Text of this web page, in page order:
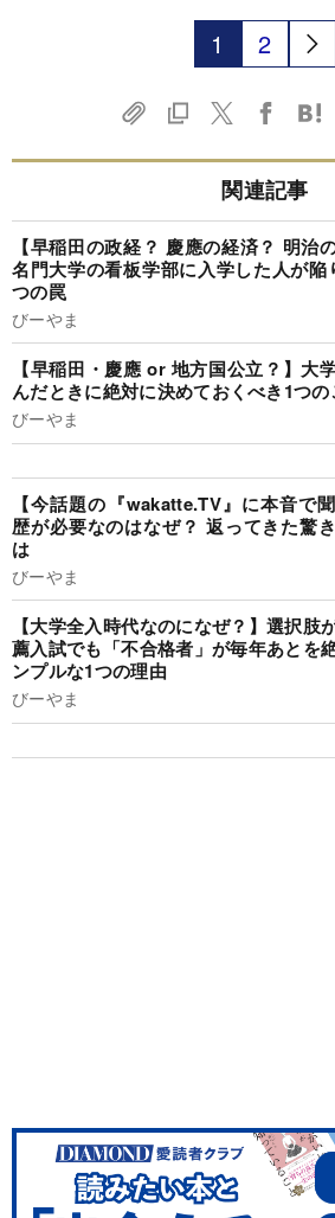
1 2
関連記事
【早稲田の政経？ 慶應の経済？ 明治
名門大学の看板学部に入学した人が陥
つの罠
びーやま
【早稲田・慶應 or 地方国公立？】大
んだときに絶対に決めておくべき1つの
びーやま
【今話題の『wakatte.TV』に本音で
歴が必要なのはなぜ？ 返ってきた驚
は
びーやま
【大学全入時代なのになぜ？】選択肢
薦入試でも「不合格者」が毎年あとを
ンプルな1つの理由
びーやま